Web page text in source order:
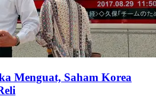
Menguat, Saham Korea